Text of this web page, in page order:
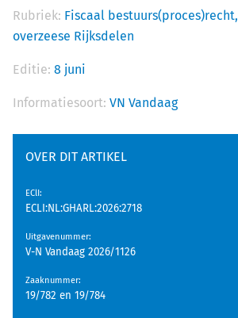
Rubriek: Fiscaal bestuurs(proces)recht,
overzeese Rijksdelen
Editie: 8 juni
Informatiesoort: VN Vandaag
OVER DIT ARTIKEL
EClI:
ECLI:NL:GHARL:2026:2718
Uitgavenummer:
V-N Vandaag 2026/1126
Zaaknummer:
19/782 en 19/784